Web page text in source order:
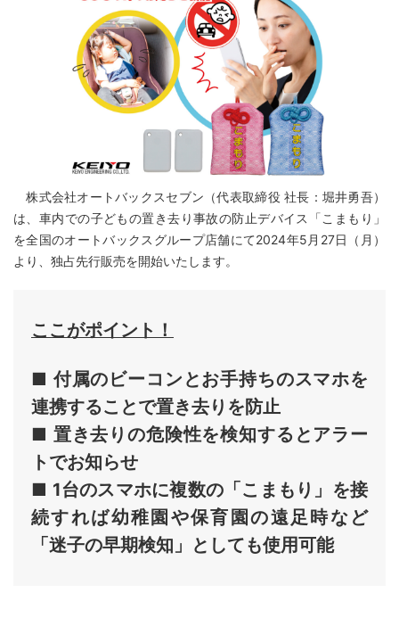
株式会社オートバックスセブン（代表取締役 社長：堀井勇吾）
は、車内での子どもの置き去り事故の防止デバイス「こまもり」
を全国のオートバックスグループ店舗にて2024年5月27日（月）
より、独占先行販売を開始いたします。
ここがポイント！
■ 付属のビーコンとお手持ちのスマホを
連携することで置き去りを防止
■ 置き去りの危険性を検知するとアラー
トでお知らせ
■ 1台のスマホに複数の「こまもり」を接
続すれば幼稚園や保育園の遠足時など
「迷子の早期検知」としても使用可能